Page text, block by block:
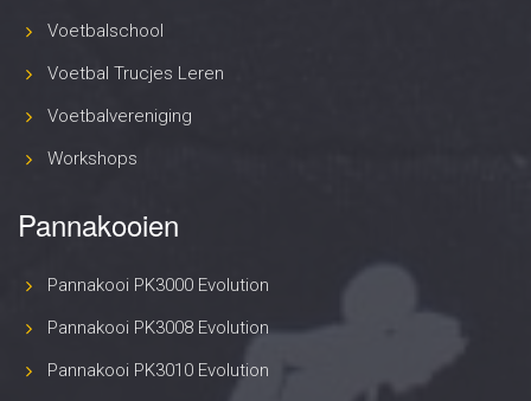
Voetbalschool
Voetbal Trucjes Leren
Voetbalvereniging
Workshops
Pannakooien
Pannakooi PK3000 Evolution
Pannakooi PK3008 Evolution
Pannakooi PK3010 Evolution